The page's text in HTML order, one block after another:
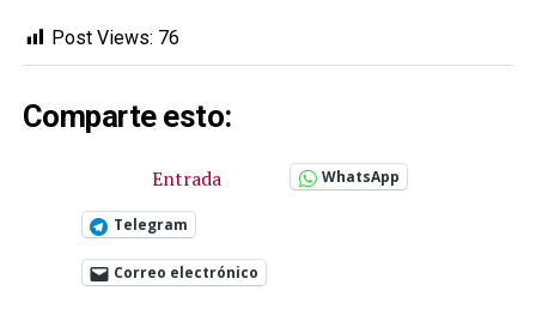
Post Views: 76
Comparte esto:
Entrada WhatsApp
Telegram
Correo electrónico